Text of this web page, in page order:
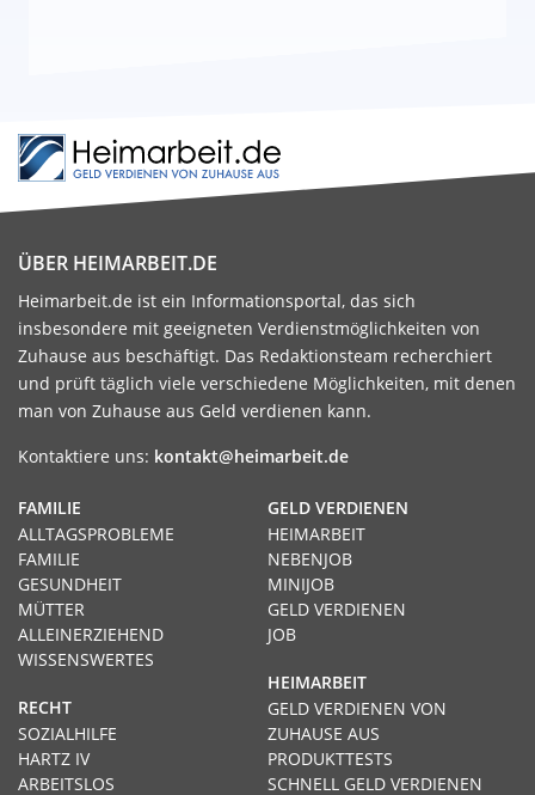
ÜBER HEIMARBEIT.DE
Heimarbeit.de ist ein Informationsportal, das sich
insbesondere mit geeigneten Verdienstmöglichkeiten von
Zuhause aus beschäftigt. Das Redaktionsteam recherchiert
und prüft täglich viele verschiedene Möglichkeiten, mit denen
man von Zuhause aus Geld verdienen kann.
Kontaktiere uns: kontakt@heimarbeit.de
GELD VERDIENEN
HEIMARBEIT
NEBENJOB
MINIJOB
GELD VERDIENEN
JOB
HEIMARBEIT
GELD VERDIENEN VON
ZUHAUSE AUS
PRODUKTTESTS
SCHNELL GELD VERDIENEN
FAMILIE
ALLTAGSPROBLEME
FAMILIE
GESUNDHEIT
MÜTTER
ALLEINERZIEHEND
WISSENSWERTES
RECHT
SOZIALHILFE
HARTZ IV
ARBEITSLOS